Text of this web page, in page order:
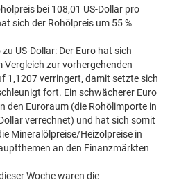
bei 108,01 US-Dollar pro
sich der Rohölpreis um 55 %
US-Dollar: Der Euro hat sich
Vergleich zur vorhergehenden
1,1207 verringert, damit setzte sich
fort. Ein schwächerer Euro
den Euroraum (die Rohölimporte in
verrechnet) und hat sich somit
Mineralölpreise/Heizölpreise in
an den Finanzmärkten
Woche waren die